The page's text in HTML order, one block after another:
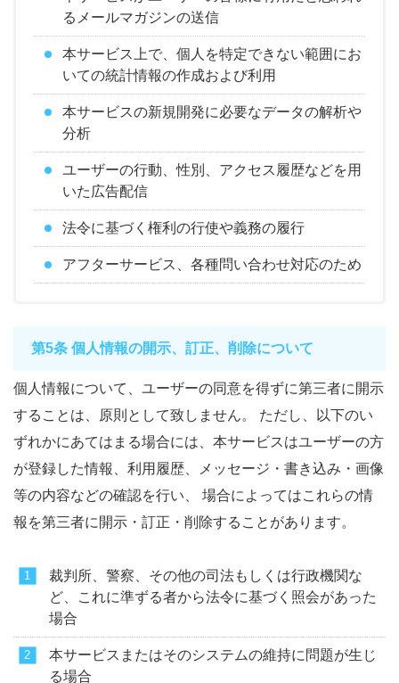
るメールマガジンの送信
本サービス上で、個人を特定できない範囲にお
いての統計情報の作成および利用
本サービスの新規開発に必要なデータの解析や
分析
ユーザーの行動、性別、アクセス履歴などを用
いた広告配信
法令に基づく権利の行使や義務の履行
アフターサービス、各種問い合わせ対応のため
第5条 個人情報の開示、訂正、削除について
個人情報について、ユーザーの同意を得ずに第三者に開示
することは、原則として致しません。 ただし、以下のい
ずれかにあてはまる場合には、本サービスはユーザーの方
が登録した情報、利用履歴、メッセージ・書き込み・画像
等の内容などの確認を行い、 場合によってはこれらの情
報を第三者に開示・訂正・削除することがあります。
裁判所、警察、その他の司法もしくは行政機関な
ど、これに準ずる者から法令に基づく照会があった
場合
本サービスまたはそのシステムの維持に問題が生じ
る場合